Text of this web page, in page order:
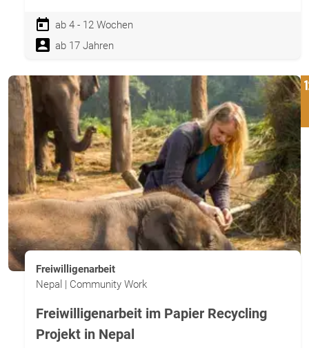
ab 4 - 12 Wochen
ab 17 Jahren
Freiwilligenarbeit
Nepal | Community Work
Freiwilligenarbeit im Papier Recycling
Projekt in Nepal